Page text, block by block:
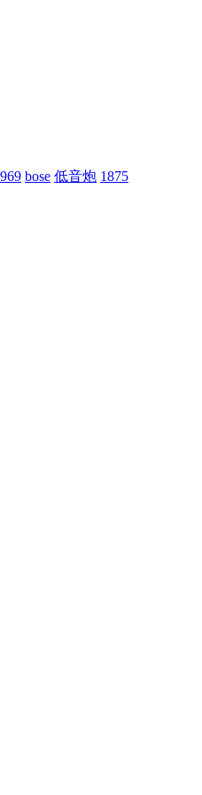
bose 低音炮 1875